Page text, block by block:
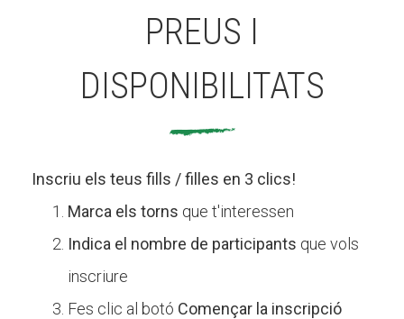
PREUS I
DISPONIBILITATS
Inscriu els teus fills / filles en 3 clics!
Marca els torns que t'interessen
Indica el nombre de participants que vols
inscriure
Fes clic al botó Començar la inscripció